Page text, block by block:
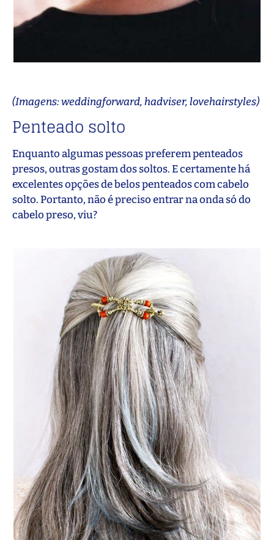
(Imagens: weddingforward, hadviser, lovehairstyles)
Penteado solto
Enquanto algumas pessoas preferem penteados
presos, outras gostam dos soltos. E certamente há
excelentes opções de belos penteados com cabelo
solto. Portanto, não é preciso entrar na onda só do
cabelo preso, viu?